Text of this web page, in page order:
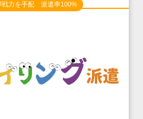
戦力を手配 派遣率100%